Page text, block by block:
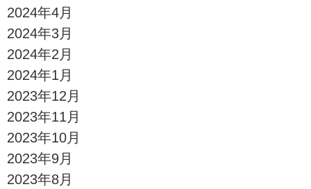
2024年4月
2024年3月
2024年2月
2024年1月
2023年12月
2023年11月
2023年10月
2023年9月
2023年8月